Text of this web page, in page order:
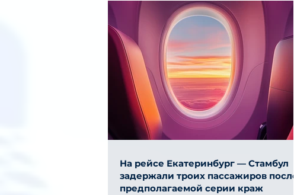
На рейсе Екатеринбург — Стамбул
задержали троих пассажиров после
предполагаемой серии краж